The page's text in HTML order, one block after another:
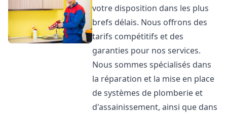
votre disposition dans les plus
brefs délais. Nous offrons des
tarifs compétitifs et des
garanties pour nos services.
Nous sommes spécialisés dans
la réparation et la mise en place
de systèmes de plomberie et
d'assainissement, ainsi que dans